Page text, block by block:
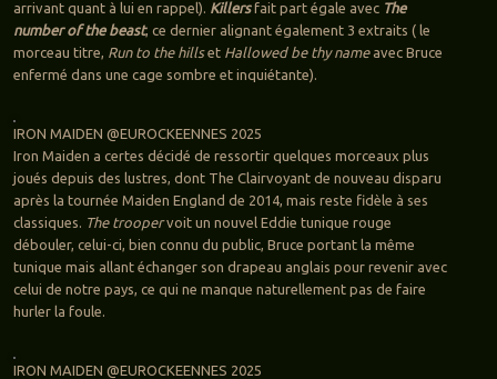
arrivant quant à lui en rappel). Killersfait part égale avec The
number of the beast, ce dernier alignant également 3 extraits ( le
morceau titre, Run to the hillset Hallowed be thy nameavec Bruce
enfermé dans une cage sombre et inquiétante).
IRON MAIDEN @EUROCKEENNES 2025
Iron Maiden a certes décidé de ressortir quelques morceaux plus
joués depuis des lustres, dont The Clairvoyant de nouveau disparu
après la tournée Maiden England de 2014, mais reste fidèle à ses
classiques.
The troopervoit un nouvel Eddie tunique rouge
débouler, celui-ci, bien connu du public, Bruce portant la même
tunique mais allant échanger son drapeau anglais pour revenir avec
celui de notre pays, ce qui ne manque naturellement pas de faire
hurler la foule.
IRON MAIDEN @EUROCKEENNES 2025